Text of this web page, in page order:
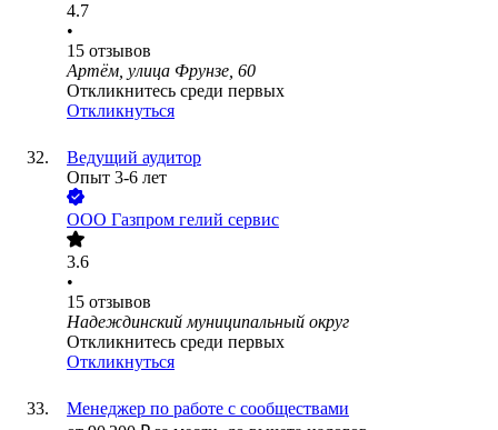
4.7
•
15 отзывов
Артём, улица Фрунзе, 60
Откликнитесь среди первых
Откликнуться
Ведущий аудитор
Опыт 3-6 лет
ООО Газпром гелий сервис
3.6
•
15 отзывов
Надеждинский муниципальный округ
Откликнитесь среди первых
Откликнуться
Менеджер по работе с сообществами